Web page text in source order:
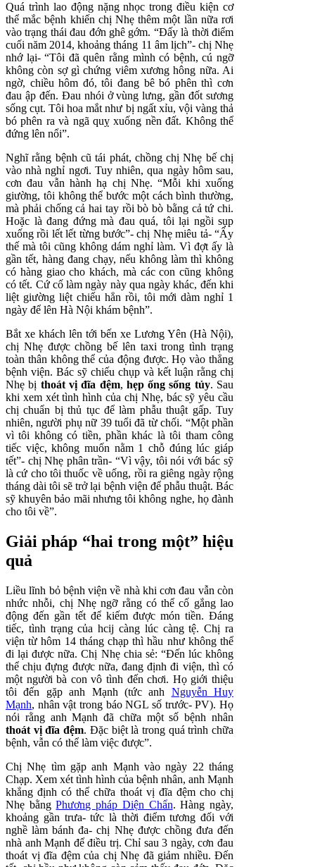
Quá trình lao động nặng nhọc trong điều kiện cơ
thể mắc bệnh khiến chị Nhẹ thêm một lần nữa rơi
vào trạng thái đau đớn ghê gớm. “Đấy là thời điểm
cuối năm 2014, khoảng tháng 11 âm lịch”- chị Nhẹ
nhớ lại- “Tôi đã quên rằng mình có bệnh, cú ngỡ
không còn sợ gì chứng viêm xương hông nữa. Ai
ngờ, chiều hôm đó, tôi đang bê bó phên thì cơn
đau ập đến. Đau nhói ở vùng lưng, gần đốt sương
sống cụt. Tôi hoa mắt như bị ngất xỉu, vội vàng thả
bó phên ra và ngã quỵ xuống nền đất. Không thể
đứng lên nổi”.
Nghĩ rằng bệnh cũ tái phát, chồng chị Nhẹ bế chị
vào nhà nghỉ ngơi. Tuy nhiên, qua ngày hôm sau,
cơn đau vẫn hành hạ chị Nhẹ. “Mỗi khi xuống
giường, tôi không thể bước một cách bình thường,
mà phải chống cả hai tay rồi bò bò bằng cả tứ chi.
Hoặc là đang đứng mà đau quá, tôi lại ngồi sụp
xuống rồi lết lết từng bước”- chị Nhẹ miêu tả- “Ấy
thế mà tôi cũng không dám nghỉ làm. Vì đợt ấy là
gần tết, hàng đang chạy, nếu không làm thì không
có hàng giao cho khách, mà các con cũng không
có tết. Cứ cố làm ngày này qua ngày khác, đến khi
liệt giường liệt chiếu hẳn rồi, tôi mới dàm nghỉ 1
ngày để lên Hà Nội khám bệnh”.
Bắt xe khách lên tới bến xe Lương Yên (Hà Nội),
chị Nhẹ được chồng bế lên taxi trong tình trạng
toàn thân không thể của động được. Họ vào thẳng
bệnh viện. Bác sỹ chiếu chụp và kết luận rằng chị
Nhẹ bị thoát vị đĩa đệm, hẹp ống sống tủy. Sau
khi xem xét tình hình của chị Nhẹ, bác sỹ yêu cầu
chị chuẩn bị thủ tục để làm phẫu thuật gấp. Tuy
nhiên, người phụ nữ 39 tuổi đã từ chối. “Một phần
vì tôi không có tiền, phần khác là tôi tham công
tiếc việc, không muốn nằm 1 chỗ đúng lúc giáp
tết”- chị Nhẹ phân trần- “Vì vậy, tôi nói với bác sỹ
là cứ cho tôi thuốc về uống, rồi ra giêng ngày rộng
tháng dài tôi sẽ trở lại bệnh viện để phẫu thuật. Bác
sỹ khuyên bảo mãi nhưng tôi không nghe, họ đành
cho tôi về”.
Giải pháp “hai trong một” hiệu
quả
Liều lĩnh bỏ bệnh viện về nhà khi cơn đau vẫn còn
nhức nhỗi, chị Nhẹ ngỡ rằng có thể cố gắng lao
động đến gần tết để kiếm được món tiền. Đáng
tiếc, tình trạng của hcij càng lúc càng tệ. Chị ra
viện từ hôm 14 tháng chạp thì hầu như không thể
đi lại được nữa. Chị Nhẹ chia sẻ: “Đến lúc không
thể chịu đựng được nữa, đang định đi viện, thì có
một người bà con vô tình đến chơi. Họ giới thiệu
tôi đến gặp anh Mạnh (tức anh Nguyễn Huy
Mạnh, nhân vật trong báo NGL số trước- PV). Họ
nói rằng anh Mạnh đã chữa một số bệnh nhân
thoát vị đĩa đệm. Đặc biệt là trong quá trình chữa
bệnh, vẫn có thể làm việc được”.
Chị Nhẹ tìm gặp anh Mạnh vào ngày 22 tháng
Chạp. Xem xét tình hình của bệnh nhân, anh Mạnh
khẳng định có thể chữa thoát vị đĩa đệm cho chị
Nhẹ bằngPhương pháp Diện Chẩn. Hàng ngày,
khoảng gần trưa- tức là thời điểm tương đối với
nghề làm bánh đa- chị Nhẹ được chồng đưa đến
nhà anh Mạnh để điều trị. Chỉ sau 3 ngày, cơn đau
thoát vị đĩa đệm của chị Nhẹ đã giảm nhiều. Đến